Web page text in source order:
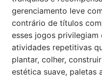
gerenciamento leve
contrário de títulos
esses jogos
atividades repetitivas
plantar, colher,
estética suave, paletas